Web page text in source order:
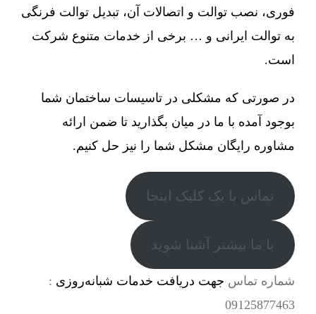
فوری، نصب توالت و اتصالات آن، تبدیل توالت فرنگی
به توالت ایرانی و … برخی از خدمات متنوع شرکت
است.
در صورتی که مشکلی در تاسیسات ساختمان شما
بوجود آمده با ما در میان بگذارید تا ضمن ارائه
مشاوره رایگان مشکل شما را نیز حل کنیم.
تماس با یک کلیک اینجا
با ما بیشتر آشنا شوید
شماره تماس جهت دریافت خدمات شبانه‌روزی :
09125877463